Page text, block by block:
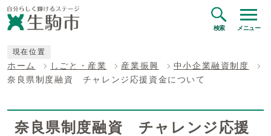
検索 メニュー
現在位置
ホーム しごと・産業 産業振興
中小企業融資制度
奈良県制度融資 チャレンジ応援資金について
奈良県制度融資 チャレンジ応援